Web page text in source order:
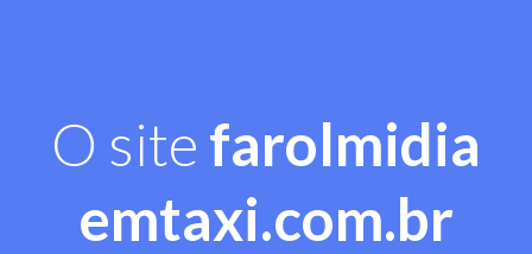
O site farolmidia
emtaxi.com.br